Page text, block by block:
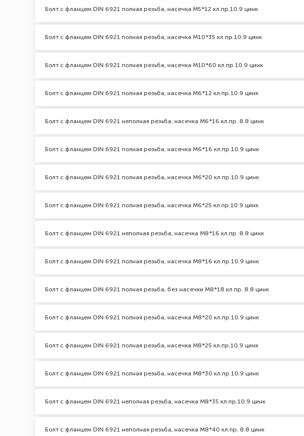
Болт с фланцем DIN 6921 полная резьба, насечка М5*12 кл.пр.10.9 цинк
Болт с фланцем DIN 6921 полная резьба, насечка М10*35 кл.пр.10.9 цинк
Болт с фланцем DIN 6921 полная резьба, насечка М10*60 кл.пр.10.9 цинк
Болт с фланцем DIN 6921 полная резьба, насечка М6*12 кл.пр.10.9 цинк
Болт с фланцем DIN 6921 неполная резьба, насечка М6*16 кл.пр. 8.8 цинк
Болт с фланцем DIN 6921 полная резьба, насечка М6*16 кл.пр.10.9 цинк
Болт с фланцем DIN 6921 полная резьба, насечка М6*20 кл.пр.10.9 цинк
Болт с фланцем DIN 6921 полная резьба, насечка М6*25 кл.пр.10.9 цинк
Болт с фланцем DIN 6921 неполная резьба, насечка М8*16 кл.пр. 8.8 цинк
Болт с фланцем DIN 6921 полная резьба, насечка М8*16 кл.пр.10.9 цинк
Болт с фланцем DIN 6921 полная резьба, без насечки М8*18 кл.пр. 8.8 цинк
Болт с фланцем DIN 6921 полная резьба, насечка М8*20 кл.пр.10.9 цинк
Болт с фланцем DIN 6921 полная резьба, насечка М8*25 кл.пр.10.9 цинк
Болт с фланцем DIN 6921 полная резьба, насечка М8*30 кл.пр.10.9 цинк
Болт с фланцем DIN 6921 неполная резьба, насечка М8*35 кл.пр.10.9 цинк
Болт с фланцем DIN 6921 неполная резьба, насечка М8*40 кл.пр. 8.8 цинк